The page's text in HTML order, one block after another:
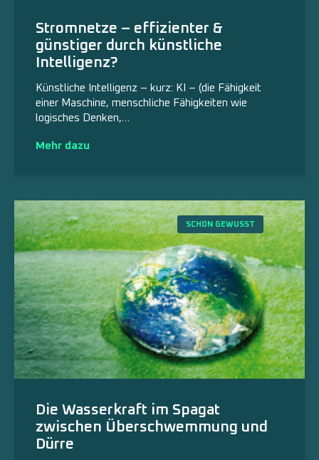
Stromnetze – effizienter &
günstiger durch künstliche
Intelligenz?
Künstliche Intelligenz – kurz: KI – (die Fähigkeit
einer Maschine, menschliche Fähigkeiten wie
logisches Denken,…
Mehr dazu
SCHON GEWUSST
Die Wasserkraft im Spagat
zwischen Überschwemmung und
Dürre